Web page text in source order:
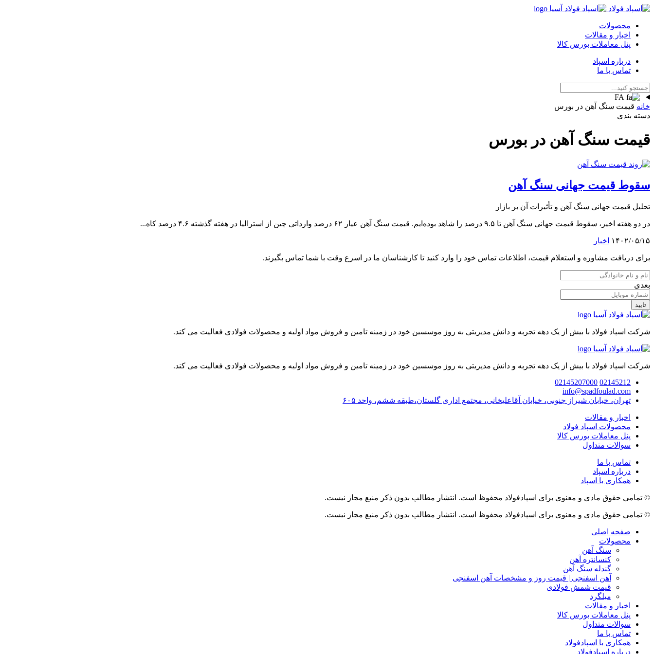
محصولات
اخبار و مقالات
پنل معاملات بورس کالا
درباره اسپاد
تماس با ما
FA
خانه قیمت سنگ آهن در بورس
دسته بندی
قیمت سنگ آهن در بورس
سقوط قیمت جهانی سنگ آهن
تحلیل قیمت جهانی سنگ آهن و تأثیرات آن بر بازار
در دو هفته اخیر، سقوط قیمت جهانی سنگ آهن تا ۹.۵ درصد را شاهد بوده‌ایم. قیمت سنگ آهن عیار ۶۲ درصد وارداتی چین از استرالیا در هفته گذشته ۴.۶ درصد کاه...
۱۴۰۲/۰۵/۱۵ اخبار
برای دریافت مشاوره و استعلام قیمت، اطلاعات تماس خود را وارد کنید تا کارشناسان ما در اسرع وقت با شما تماس بگیرند.
بعدی
تایید
شرکت اسپاد فولاد با بیش از یک دهه تجربه و دانش مدیریتی به روز موسسین خود در زمینه تامین و فروش مواد اولیه و محصولات فولادی فعالیت می کند.
شرکت اسپاد فولاد با بیش از یک دهه تجربه و دانش مدیریتی به روز موسسین خود در زمینه تامین و فروش مواد اولیه و محصولات فولادی فعالیت می کند.
02145212
02145207000
info@spadfoulad.com
تهران، خیابان شیراز جنوبی، خیابان آقاعلیخانی، مجتمع اداری گلستان،طبقه ششم، واحد ۶۰۵
اخبار و مقالات
محصولات اسپاد فولاد
پنل معاملات بورس کالا
سوالات متداول
تماس با ما
درباره اسپاد
همکاری با اسپاد
© تمامی حقوق مادی و معنوی برای اسپادفولاد محفوظ است. انتشار مطالب بدون ذکر منبع مجاز نیست.
© تمامی حقوق مادی و معنوی برای اسپادفولاد محفوظ است. انتشار مطالب بدون ذکر منبع مجاز نیست.
صفحه اصلی
محصولات
سنگ آهن
کنسانتره آهن
گندله سنگ آهن
آهن اسفنجی | قیمت روز و مشخصات آهن اسفنجی
قیمت شمش فولادی
میلگرد
اخبار و مقالات
پنل معاملات بورس کالا
سوالات متداول
تماس با ما
همکاری با اسپادفولاد
درباره اسپادفولاد